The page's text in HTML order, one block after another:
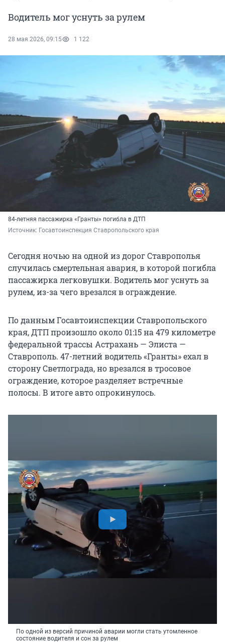
Водитель мог уснуть за рулем
28 мая 2026, 09:15 1 122
84-летняя пассажирка «Гранты» погибла в ДТП
Источник: Госавтоинспекция Ставропольского края
Сегодня ночью на одной из дорог Ставрополья
случилась смертельная авария, в которой погибла
пассажирка легковушки. Водитель мог уснуть за
рулем, из-за чего врезался в ограждение.
По данным Госавтоинспекции Ставропольского
края, ДТП произошло около 01:15 на 479 километре
федеральной трассы Астрахань — Элиста —
Ставрополь. 47-летний водитель «Гранты» ехал в
сторону Светлограда, но врезался в тросовое
ограждение, которое разделяет встречные
полосы. В итоге авто опрокинулось.
По одной из версий причиной аварии могли стать утомленное
состояние водителя и сон за рулем